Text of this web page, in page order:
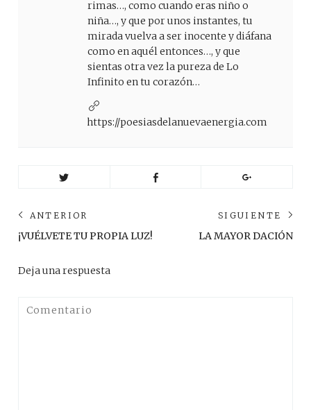
rimas…, como cuando eras niño o
niña…, y que por unos instantes, tu
mirada vuelva a ser inocente y diáfana
como en aquél entonces…, y que
sientas otra vez la pureza de Lo
Infinito en tu corazón…
https://poesiasdelanuevaenergia.com
Navegación
de
ANTERIOR
Anterior
¡VUÉLVETE TU PROPIA LUZ!
SIGUIENTE
LA MAYOR DACIÓN
Deja una respuesta